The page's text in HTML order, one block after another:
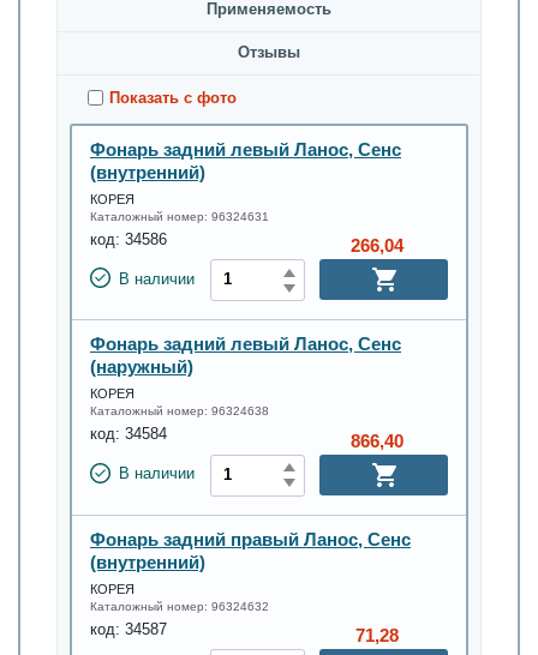
Применяемость
Oтзывы
Показать с фото
Фонарь задний левый Ланос, Сенс
(внутренний)
КОРЕЯ
Каталожный номер: 96324631
код: 34586
В наличии
266,04
Фонарь задний левый Ланос, Сенс
(наружный)
КОРЕЯ
Каталожный номер: 96324638
код: 34584
В наличии
866,40
Фонарь задний правый Ланос, Сенс
(внутренний)
КОРЕЯ
Каталожный номер: 96324632
код: 34587 71,28